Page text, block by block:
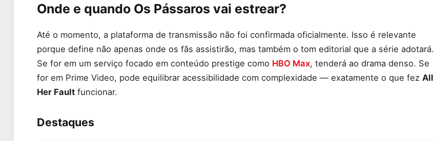
Onde e quando Os Pássaros vai estrear?
Até o momento, a plataforma de transmissão não foi confirmada oficialmente. Isso é relevante
porque define não apenas onde os fãs assistirão, mas também o tom editorial que a série adotará.
Se for em um serviço focado em conteúdo prestige como HBO Max, tenderá ao drama denso. Se
for em Prime Video, pode equilibrar acessibilidade com complexidade — exatamente o que fez All
Her Fault funcionar.
Destaques